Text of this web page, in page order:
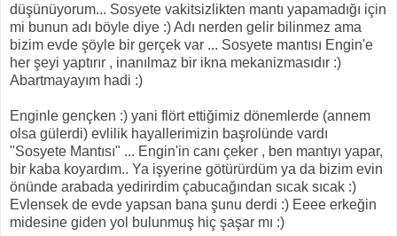
düşünüyorum... Sosyete vakitsizlikten mantı yapamadığı için
mi bunun adı böyle diye :) Adı nerden gelir bilinmez ama
bizim evde şöyle bir gerçek var ... Sosyete mantısı Engin'e
her şeyi yaptırır , inanılmaz bir ikna mekanizmasıdır :)
Abartmayayım hadi :)
Enginle gençken :) yani flört ettiğimiz dönemlerde (annem
olsa gülerdi) evlilik hayallerimizin başrolünde vardı
"Sosyete Mantısı" ... Engin'in canı çeker , ben mantıyı yapar,
bir kaba koyardım.. Ya işyerine götürürdüm ya da bizim evin
önünde arabada yedirirdim çabucağından sıcak sıcak :)
Evlensek de evde yapsan bana şunu derdi :) Eeee erkeğin
midesine giden yol bulunmuş hiç şaşar mı :)